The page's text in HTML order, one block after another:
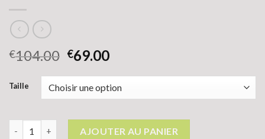
€104.00 €69.00
Taille
AJOUTER AU PANIER